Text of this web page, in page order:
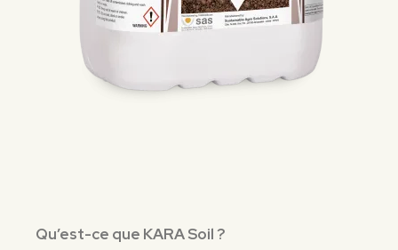
Qu’est-ce que KARA Soil ?